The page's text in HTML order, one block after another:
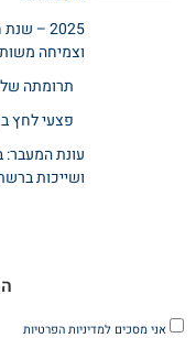
2025 –
וצמיחה
תרומתה של
פצעי לחץ
עונת המעבר:
ושייכות
אני מסכים למדיניות הפרטיות